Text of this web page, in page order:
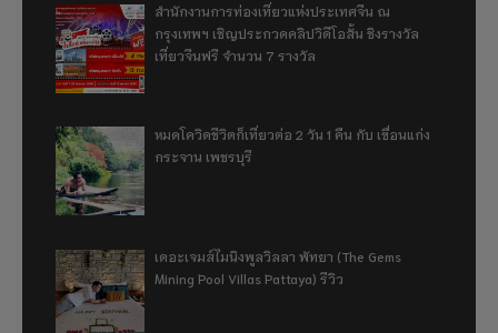
สำนักงานการท่องเที่ยวแห่งประเทศจีน ณ
กรุงเทพฯ เชิญประกวดคลิปวิดีโอสั้น ชิงรางวัล
เที่ยวจีนฟรี จำนวน 7 รางวัล
หมดโควิดชีวิตก็เที่ยวต่อ 2 วัน 1 คืน กับ เขื่อนแก่ง
กระจาน เพชรบุรี
เดอะเจมส์ไมนิงพูลวิลลา พัทยา (The Gems
Mining Pool Villas Pattaya) รีวิว